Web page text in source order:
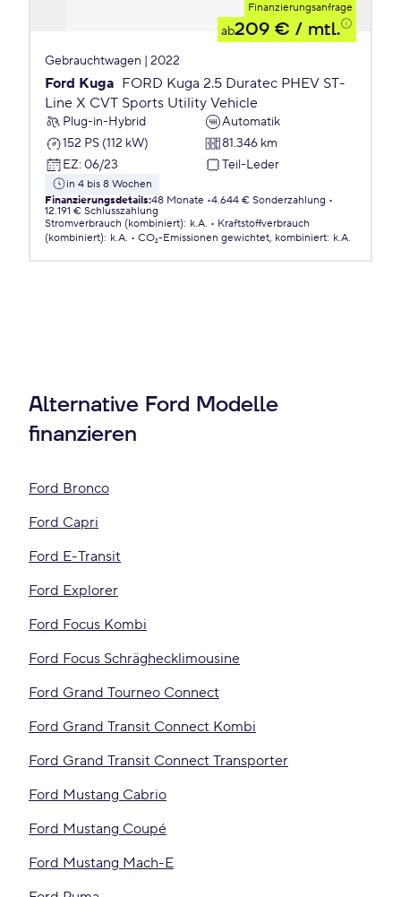
Finanzierungsanfrage
ab209 € / mtl.
Gebrauchtwagen | 2022
Ford Kuga FORD Kuga 2.5 Duratec PHEV ST-
Line X CVT Sports Utility Vehicle
Plug-in-Hybrid
Automatik
152 PS (112 kW)
81.346 km
EZ: 06/23 Teil-Leder
in 4 bis 8 Wochen
Finanzierungsdetails:48 Monate 4.644 € Sonderzahlung
12.191 € Schlusszahlung
Stromverbrauch (kombiniert): k.A.
Kraftstoffverbrauch
(kombiniert): k.A. CO₂-Emissionen gewichtet, kombiniert: k.A.
Alternative Ford Modelle
finanzieren
Ford Bronco
Ford Capri
Ford E-Transit
Ford Explorer
Ford Focus Kombi
Ford Focus Schräghecklimousine
Ford Grand Tourneo Connect
Ford Grand Transit Connect Kombi
Ford Grand Transit Connect Transporter
Ford Mustang Cabrio
Ford Mustang Coupé
Ford Mustang Mach-E